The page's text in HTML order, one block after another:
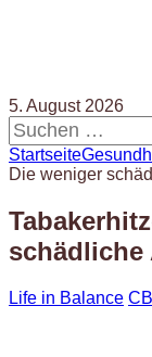
5. August 2026
Suchen
nach:
Startseite
Die weniger
schädliche
Life in Balance